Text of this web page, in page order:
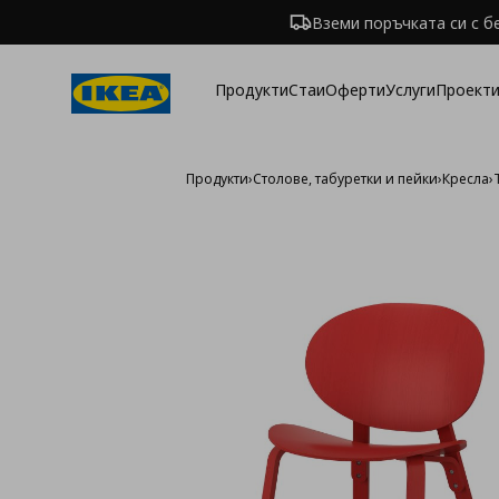
Вземи поръчката си с
ПродуктиСтаиОфертиУслуги
Продукти›Столове, табуретки и пейки›Кресла›